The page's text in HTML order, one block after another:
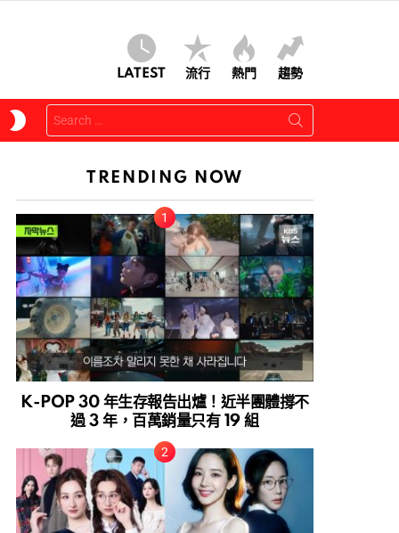
LATEST 流行 熱門 趨勢
SKIN
Search
for:
TRENDING NOW
K-POP 30 年生存報告出爐！近半團體撐不
過 3 年，百萬銷量只有 19 組